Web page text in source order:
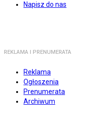
Napisz do nas
REKLAMA I PRENUMERATA
Reklama
Ogłoszenia
Prenumerata
Archiwum